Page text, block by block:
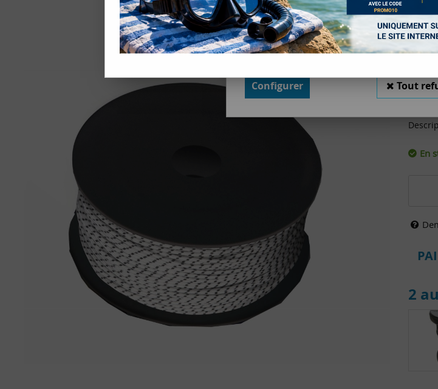
59,
En
2
Certains cookies sont nécessaires à des fins techniques, ils
non obligatoires, peuvent être utilisés pour la
annonces et du contenu, la connaissance de l'audience et le
géolocalisation précises et l'identification par le balayage
informations sur un appareil. Si vous donnez votre
domaines de Sports Med. Vous disposez de la possibilité de
cliquant sur le widget en bas à droite de la page. Pour en savoir
Configurer Tout